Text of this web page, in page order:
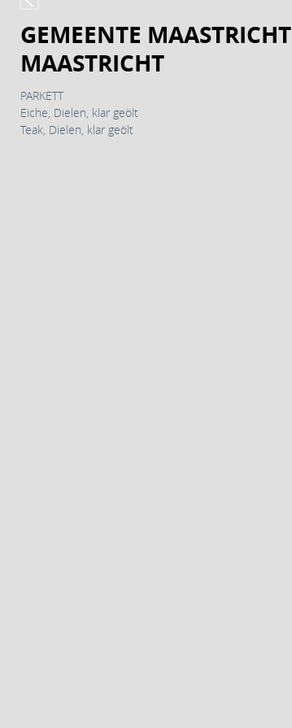
GEMEENTE MAASTRICHT
MAASTRICHT
PARKETT
Eiche, Dielen, klar geölt
Teak, Dielen, klar geölt